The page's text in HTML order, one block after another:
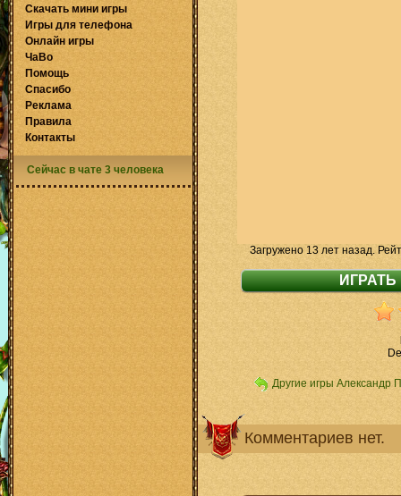
Загружено 13 лет назад.
Другие игры Александр
Комментариев нет.
Скачать мини игры
Игры для телефона
Онлайн игры
ЧаВо
Помощь
Спасибо
Реклама
Правила
Контакты
Сейчас в чате 3 человека